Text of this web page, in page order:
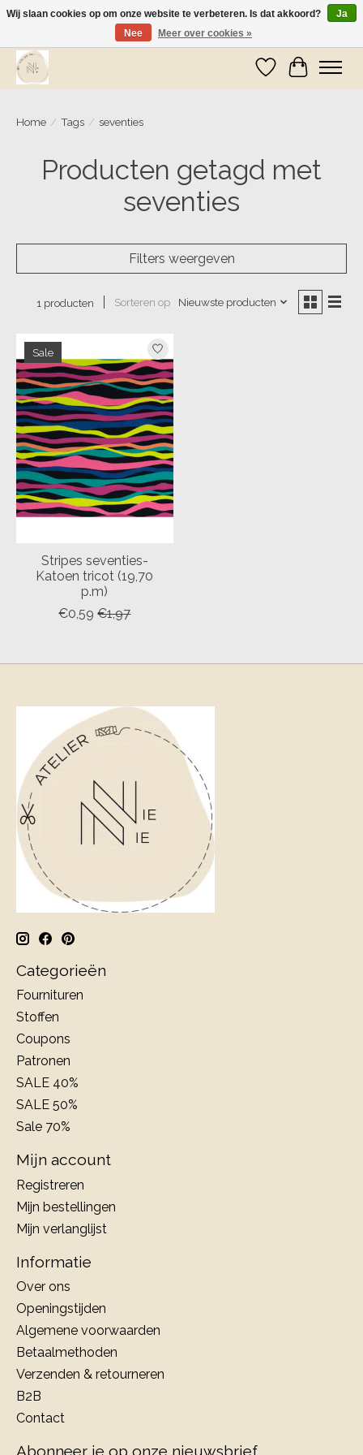
Wij zijn op vakantie! Vanaf zaterdag 9 mei worden er weer pakketjes verzonden
Verlanglijst
Home / Tags / seventies
Producten getagd met
seventies
Filters weergeven
1 producten Sorteren op Nieuwste producten
Sale
Stripes seventies-
Katoen tricot (19,70
p.m)
€0,59 €1,97
Categorieën
Fournituren
Stoffen
Coupons
Patronen
SALE 40%
SALE 50%
Sale 70%
Mijn account
Registreren
Mijn bestellingen
Mijn verlanglijst
Informatie
Over ons
Openingstijden
Algemene voorwaarden
Betaalmethoden
Verzenden & retourneren
B2B
Contact
Abonneer je op onze nieuwsbrief
Wij slaan cookies op om onze website te verbeteren. Is dat akkoord?
Ja
Nee
Meer over cookies »